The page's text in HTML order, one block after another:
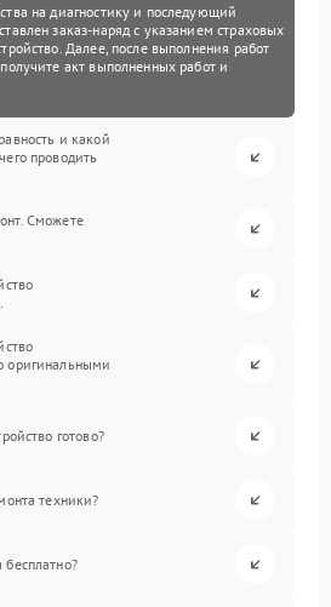
на диагностику и последующий
заказ-наряд с указанием страховых
Далее, после выполнения работ
акт выполненных работ и
и какой
проводить
Сможете
оригинальными
готово?
техники?
бесплатно?